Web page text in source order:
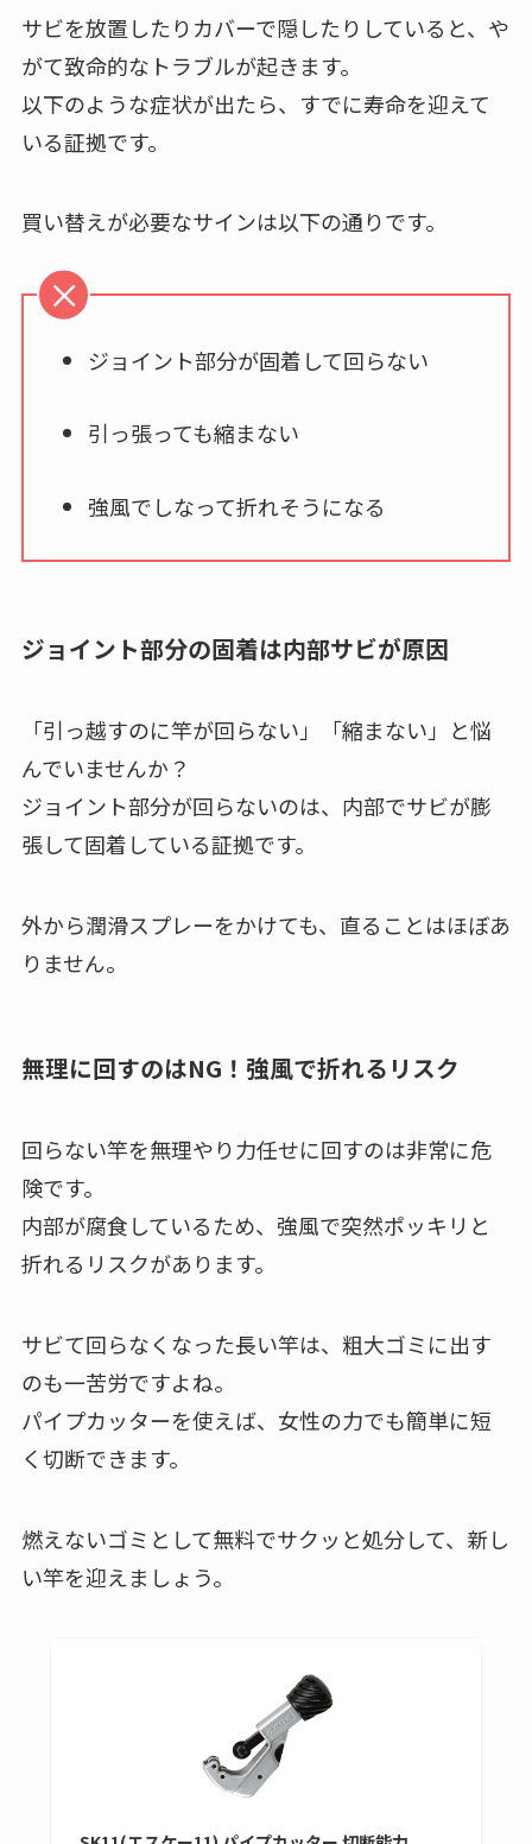
サビを放置したりカバーで隠したりしていると、や
がて致命的なトラブルが起きます。
以下のような症状が出たら、すでに寿命を迎えて
いる証拠です。
買い替えが必要なサインは以下の通りです。
ジョイント部分が固着して回らない
引っ張っても縮まない
強風でしなって折れそうになる
ジョイント部分の固着は内部サビが原因
「引っ越すのに竿が回らない」「縮まない」と悩
んでいませんか？
ジョイント部分が回らないのは、内部でサビが膨
張して固着している証拠です。
外から潤滑スプレーをかけても、直ることはほぼあ
りません。
無理に回すのはNG！強風で折れるリスク
回らない竿を無理やり力任せに回すのは非常に危
険です。
内部が腐食しているため、強風で突然ポッキリと
折れるリスクがあります。
サビて回らなくなった長い竿は、粗大ゴミに出す
のも一苦労ですよね。
パイプカッターを使えば、女性の力でも簡単に短
く切断できます。
燃えないゴミとして無料でサクッと処分して、新し
い竿を迎えましょう。